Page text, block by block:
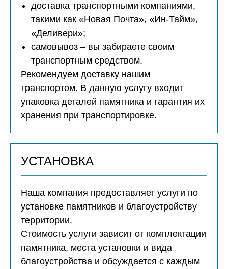
доставка транспортными компаниями,
такими как «Новая Почта», «Ин-Тайм»,
«Деливери»;
самовывоз – вы забираете своим
транспортным средством.
Рекомендуем доставку нашим
транспортом. В данную услугу входит
упаковка деталей памятника и гарантия их
хранения при транспортировке.
УСТАНОВКА
Наша компания предоставляет услуги по
установке памятников и благоустройству
территории.
Стоимость услуги зависит от комплектации
памятника, места установки и вида
благоустройства и обсуждается с каждым